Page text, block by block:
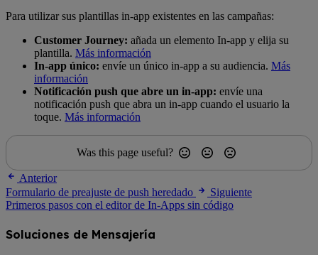
Para utilizar sus plantillas in-app existentes en las campañas:
Customer Journey: añada un elemento In-app y elija su
plantilla. Más información
In-app único: envíe un único in-app a su audiencia. Más
información
Notificación push que abre un in-app: envíe una
notificación push que abra un in-app cuando el usuario la
toque. Más información
Was this page useful?
Anterior
Formulario de preajuste de push heredado
Siguiente
Primeros pasos con el editor de In-Apps sin código
Soluciones de Mensajería